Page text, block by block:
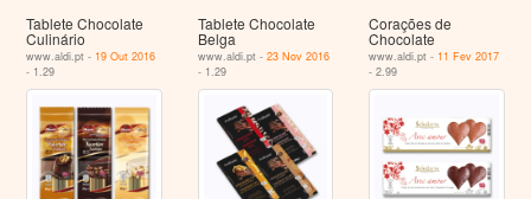
Tablete Chocolate
Culinário
www.aldi.pt - 19 Out 2016
- 1.29
Tablete Chocolate
Belga
www.aldi.pt - 23 Nov 2016
- 1.29
Corações de
Chocolate
www.aldi.pt - 11 Fev 2017
- 2.99